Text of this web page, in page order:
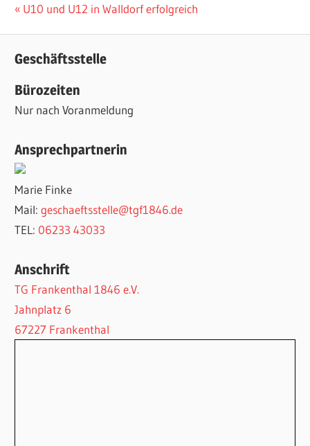
Beitragsnavigation
Vorheriger
U10 und U12 in Walldorf erfolgreich
Geschäftsstelle
Bürozeiten
Nur nach Voranmeldung
Ansprechpartnerin
Marie Finke
Mail:geschaeftsstelle@tgf1846.de
TEL: 06233 43033
Anschrift
TG Frankenthal 1846 e.V.
Jahnplatz 6
67227 Frankenthal